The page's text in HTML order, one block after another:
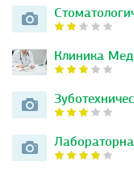
Клиника